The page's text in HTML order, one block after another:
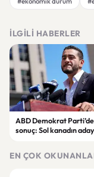
İLGILI HABERLER
ABD Demokrat
sonuç: Sol kanadın
EN ÇOK